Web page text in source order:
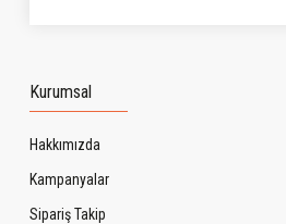
Kurumsal
Hakkımızda
Kampanyalar
Sipariş Takip